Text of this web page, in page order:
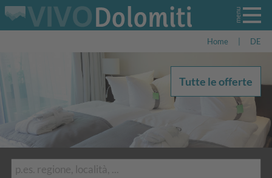
Home DE
Tutte le offerte